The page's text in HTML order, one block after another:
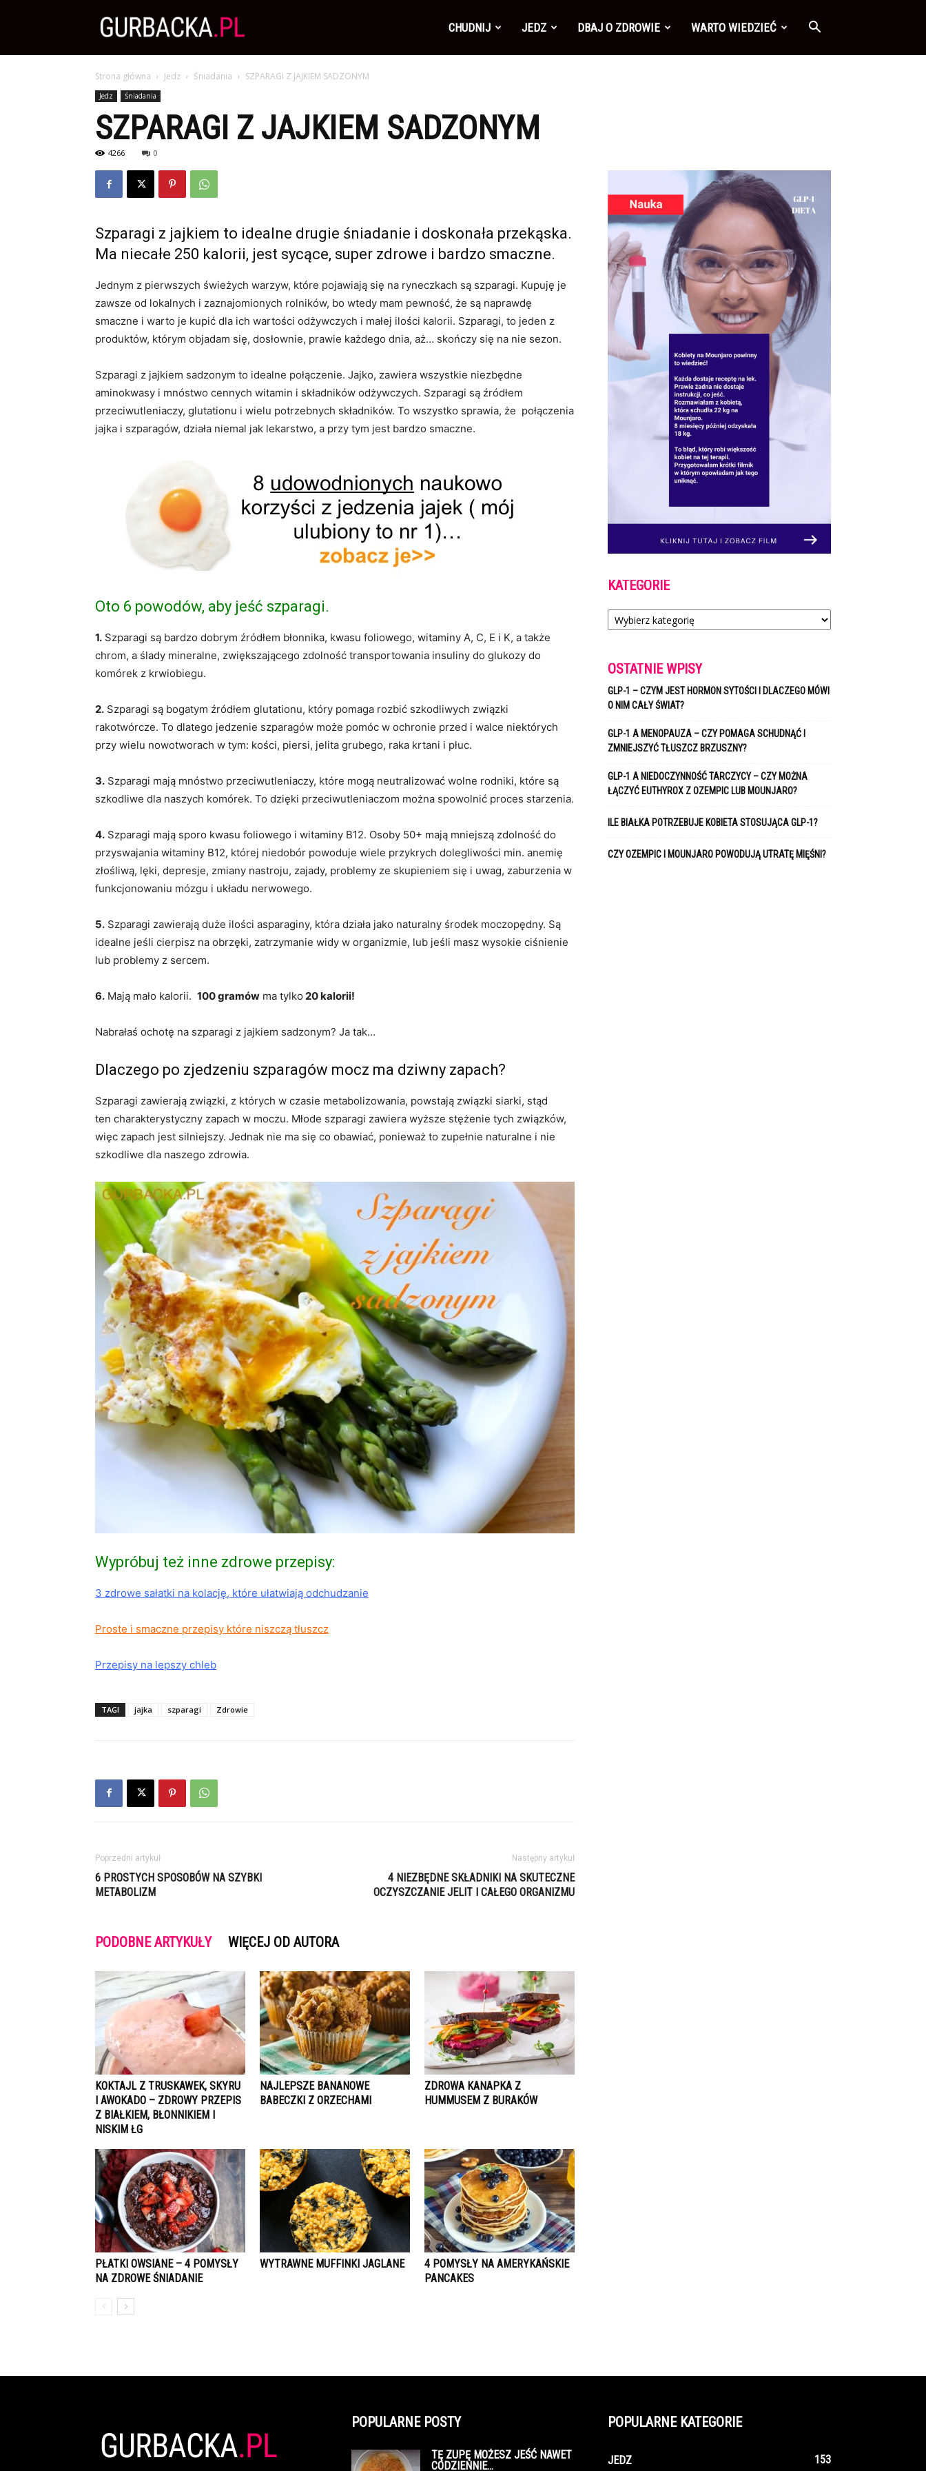
Dieta,
Odchudzanie
przepisy
kulinarne
CHUDNIJ JEDZ DBAJ O ZDROWIE WARTO WIEDZIEĆ
Strona główna Jedz Śniadania SZPARAGI Z JAJKIEM SADZONYM
Jedz Śniadania
SZPARAGI Z JAJKIEM SADZONYM
4266 0
Szparagi z jajkiem to idealne drugie śniadanie i doskonała przekąska.
Ma niecałe 250 kalorii, jest sycące, super zdrowe i bardzo smaczne.
Jednym z pierwszych świeżych warzyw, które pojawiają się na ryneczkach są szparagi. Kupuję je
zawsze od lokalnych i zaznajomionych rolników, bo wtedy mam pewność, że są naprawdę
smaczne i warto je kupić dla ich wartości odżywczych i małej ilości kalorii. Szparagi, to jeden z
produktów, którym objadam się, dosłownie, prawie każdego dnia, aż… skończy się na nie sezon.
Szparagi z jajkiem sadzonym to idealne połączenie. Jajko, zawiera wszystkie niezbędne
aminokwasy i mnóstwo cennych witamin i składników odżywczych. Szparagi są źródłem
przeciwutleniaczy, glutationu i wielu potrzebnych składników. To wszystko sprawia, że połączenia
jajka i szparagów, działa niemal jak lekarstwo, a przy tym jest bardzo smaczne.
Oto 6 powodów, aby jeść szparagi.
1. Szparagi są bardzo dobrym źródłem błonnika, kwasu foliowego, witaminy A, C, E i K, a także
chrom, a ślady mineralne, zwiększającego zdolność transportowania insuliny do glukozy do
komórek z krwiobiegu.
2. Szparagi są bogatym źródłem glutationu, który pomaga rozbić szkodliwych związki
rakotwórcze. To dlatego jedzenie szparagów może pomóc w ochronie przed i walce niektórych
przy wielu nowotworach w tym: kości, piersi, jelita grubego, raka krtani i płuc.
3. Szparagi mają mnóstwo przeciwutleniaczy, które mogą neutralizować wolne rodniki, które są
szkodliwe dla naszych komórek. To dzięki przeciwutleniaczom można spowolnić proces starzenia.
4. Szparagi mają sporo kwasu foliowego i witaminy B12. Osoby 50+ mają mniejszą zdolność do
przyswajania witaminy B12, której niedobór powoduje wiele przykrych dolegliwości min. anemię
złośliwą, lęki, depresje, zmiany nastroju, zajady, problemy ze skupieniem się i uwag, zaburzenia w
funkcjonowaniu mózgu i układu nerwowego.
5. Szparagi zawierają duże ilości asparaginy, która działa jako naturalny środek moczopędny. Są
idealne jeśli cierpisz na obrzęki, zatrzymanie widy w organizmie, lub jeśli masz wysokie ciśnienie
lub problemy z sercem.
6. Mają mało kalorii. 100 gramów ma tylko 20 kalorii!
Nabrałaś ochotę na szparagi z jajkiem sadzonym? Ja tak…
Dlaczego po zjedzeniu szparagów mocz ma dziwny zapach?
Szparagi zawierają związki, z których w czasie metabolizowania, powstają związki siarki, stąd
ten charakterystyczny zapach w moczu. Młode szparagi zawiera wyższe stężenie tych związków,
więc zapach jest silniejszy. Jednak nie ma się co obawiać, ponieważ to zupełnie naturalne i nie
szkodliwe dla naszego zdrowia.
Wypróbuj też inne zdrowe przepisy:
3 zdrowe sałatki na kolację, które ułatwiają odchudzanie
Proste i smaczne przepisy które niszczą tłuszcz
Przepisy na lepszy chleb
TAGI jajka szparagi Zdrowie
Poprzedni artykuł
6 PROSTYCH SPOSOBÓW NA SZYBKI
METABOLIZM
Następny artykuł
4 NIEZBĘDNE SKŁADNIKI NA SKUTECZNE
OCZYSZCZANIE JELIT I CAŁEGO ORGANIZMU
PODOBNE ARTYKUŁY WIĘCEJ OD AUTORA
KOKTAJL Z TRUSKAWEK, SKYRU
I AWOKADO – ZDROWY PRZEPIS
Z BIAŁKIEM, BŁONNIKIEM I
NISKIM ŁG
NAJLEPSZE BANANOWE
BABECZKI Z ORZECHAMI
ZDROWA KANAPKA Z
HUMMUSEM Z BURAKÓW
PŁATKI OWSIANE – 4 POMYSŁY
NA ZDROWE ŚNIADANIE
WYTRAWNE MUFFINKI JAGLANE
4 POMYSŁY NA AMERYKAŃSKIE
PANCAKES
KATEGORIE
Kategorie
OSTATNIE WPISY
GLP-1 – CZYM JEST HORMON SYTOŚCI I DLACZEGO MÓWI
O NIM CAŁY ŚWIAT?
GLP-1 A MENOPAUZA – CZY POMAGA SCHUDNĄĆ I
ZMNIEJSZYĆ TŁUSZCZ BRZUSZNY?
GLP-1 A NIEDOCZYNNOŚĆ TARCZYCY – CZY MOŻNA
ŁĄCZYĆ EUTHYROX Z OZEMPIC LUB MOUNJARO?
ILE BIAŁKA POTRZEBUJE KOBIETA STOSUJĄCA GLP-1?
CZY OZEMPIC I MOUNJARO POWODUJĄ UTRATĘ MIĘŚNI?
POPULARNE POSTY
TĘ ZUPĘ MOŻESZ JEŚĆ NAWET
CODZIENNIE…
POPULARNE KATEGORIE
JEDZ 153